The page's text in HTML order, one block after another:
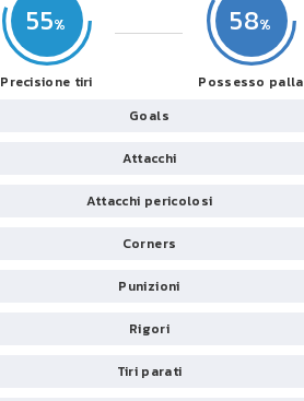
55
Precisione tiri
58
Possesso palla
Goals
Attacchi
Attacchi pericolosi
Corners
Punizioni
Rigori
Tiri parati